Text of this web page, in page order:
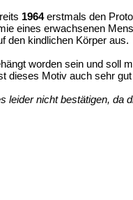
1964erstmals den
eines erwachsenen
den kindlichen Körper aus.
worden sein und soll
dieses Motiv auch sehr
nicht bestätigen, da